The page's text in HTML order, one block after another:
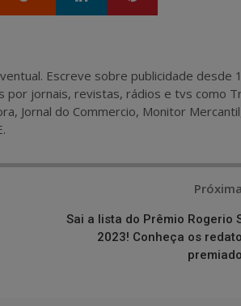
Escreve sobre publicidade desde
por jornais, revistas, rádios e tvs como
Jornal do Commercio, Monitor
Sai a lista do Prêmio Rogerio
2023! Conheça os